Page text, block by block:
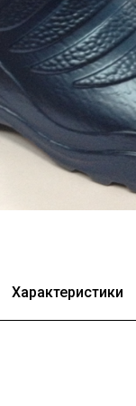
Характеристики